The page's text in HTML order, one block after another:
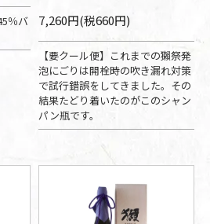
％バ
7,260円(税660円)
【要クール便】これまでの獺祭発
泡にごりは開栓時の吹き漏れ対策
で試行錯誤をしてきました。その
結果たどり着いたのがこのシャン
パン瓶です。